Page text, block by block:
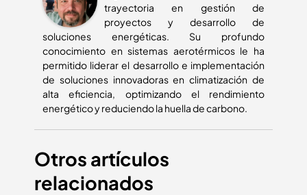
trayectoria en gestión de
proyectos y desarrollo de
soluciones energéticas. Su profundo
conocimiento en sistemas aerotérmicos le ha
permitido liderar el desarrollo e implementación
de soluciones innovadoras en climatización de
alta eficiencia, optimizando el rendimiento
energético y reduciendo la huella de carbono.
Otros artículos
relacionados